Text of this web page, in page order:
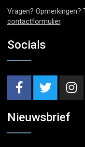
Vragen?
contactformulier.
Socials
Nieuwsbrief